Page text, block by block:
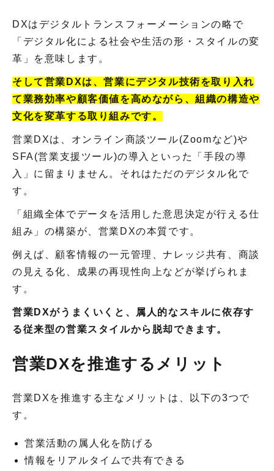
DXはデジタルトランスフォーメーションの略で
「デジタル化による社会や生活の形・スタイルの変
革」を意味します。
そして営業DXは、営業にデジタル技術を取り入れ
て業務効率や顧客価値を高めながら、組織の構造や
文化を変革する取り組みです。
営業DXは、オンライン商談ツール(Zoomなど)や
SFA(営業支援ツール)の導入といった「手段の導
入」に留まりません。それはただのデジタル化で
す。
「組織全体でデータを活用した意思決定が行える仕
組み」の構築が、営業DXの本質です。
例えば、顧客情報の一元管理、ナレッジ共有、商談
の見える化、成果の再現性向上などが挙げられま
す。
営業DXがうまくいくと、属人的なスキルに依存す
る従来型の営業スタイルから脱却できます。
営業DXを推進するメリット
営業DXを推進する主なメリットは、以下の3つで
す。
営業活動の属人化を防げる
情報をリアルタイムで共有できる